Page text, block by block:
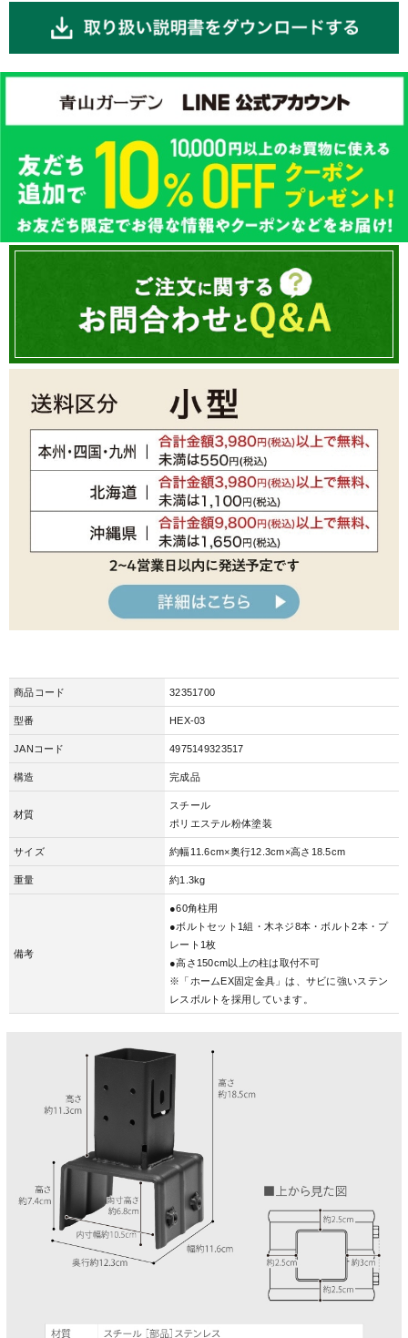
商品コード 32351700
型番 HEX-03
JANコード 4975149323517
構造 完成品
材質
スチール
ポリエステル粉体塗装
サイズ 約幅11.6cm×奥行12.3cm×高さ18.5cm
重量 約1.3kg
備考
●60角柱用
●ボルトセット1組・木ネジ8本・ボルト2本・プ
レート1枚
●高さ150cm以上の柱は取付不可
※「ホームEX固定金具」は、サビに強いステン
レスボルトを採用しています。